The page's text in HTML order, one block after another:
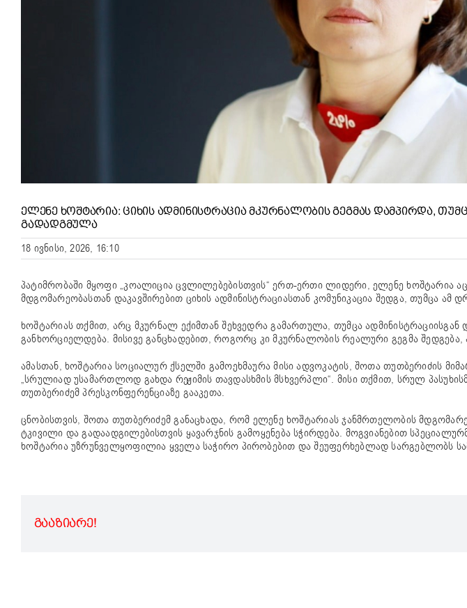
ᲔᲚᲔᲜᲔ ᲮᲝᲨᲢᲐᲠᲘᲐ: ᲪᲘᲮᲘᲡ ᲐᲓᲛᲘᲜᲘᲡᲢᲠᲐᲪᲘᲐ ᲛᲙᲣᲠᲜᲐᲚᲝᲑᲘᲡ ᲒᲔᲒᲛᲐᲡ ᲓᲐᲛᲞᲘᲠᲓᲐ,
ᲒᲐᲓᲐᲓᲒᲛᲣᲚᲐ
18 ივნისი, 2026, 16:10
პატიმრობაში მყოფი „კოალიცია ცვლილებებისთვის“ ერთ-ერთი ლიდერი, ელენე ხოშტარია
მდგომარეობასთან დაკავშირებით ციხის ადმინისტრაციასთან კომუნიკაცია შედგა, თუმცა
ხოშტარიას თქმით, არც მკურნალ ექიმთან შეხვედრა გამართულა, თუმცა ადმინისტრაციისგან
განხორციელდება. მისივე განცხადებით, როგორც კი მკურნალობის რეალური გეგმა შედგება,
ამასთან, ხოშტარია სოციალურ ქსელში გამოეხმაურა მისი ადვოკატის, შოთა თუთბერიძის
„სრულიად უსამართლოდ გახდა რეჟიმის თავდასხმის მსხვერპლი“. მისი თქმით, სრულ
თუთბერიძემ პრესკონფერენციაზე გააკეთა.
ცნობისთვის, შოთა თუთბერიძემ განაცხადა, რომ ელენე ხოშტარიას ჯანმრთელობის
ტკივილი და გადაადგილებისთვის ყავარჯნის გამოყენება სჭირდება. მოგვიანებით
ხოშტარია უზრუნველყოფილია ყველა საჭირო პირობებით და შეუფერხებლად სარგებლობს
ᲒᲐᲐᲖᲘᲐᲠᲔ!